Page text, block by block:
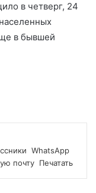
в четверг, 24
в бывшей
WhatsApp
почту Печатать